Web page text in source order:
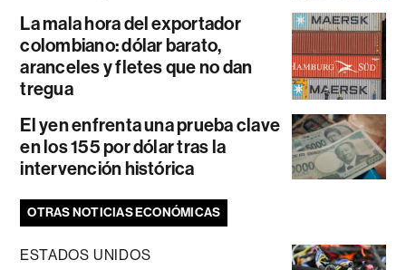
La mala hora del exportador
colombiano: dólar barato,
aranceles y fletes que no dan
tregua
El yen enfrenta una prueba clave
en los 155 por dólar tras la
intervención histórica
OTRAS NOTICIAS ECONÓMICAS
ESTADOS UNIDOS